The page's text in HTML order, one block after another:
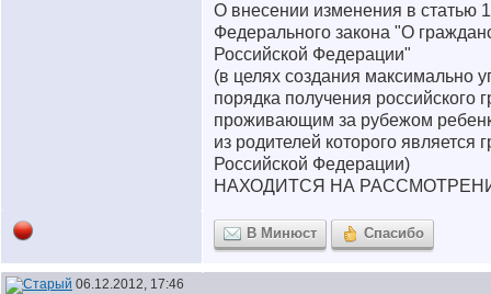
О внесении изменения в статью
Федерального закона "О
Российской Федерации"
(в целях создания максимально
порядка получения российского
проживающим за рубежом
из родителей которого является
Российской Федерации)
НАХОДИТСЯ НА
В Минюст Спасибо
06.12.2012, 17:46